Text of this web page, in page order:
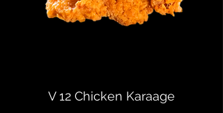
V 12 Chicken Karaage